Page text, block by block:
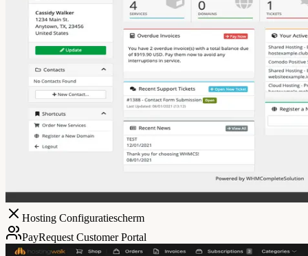
Hosting Configuratiescherm
PayRequest Customer Portal